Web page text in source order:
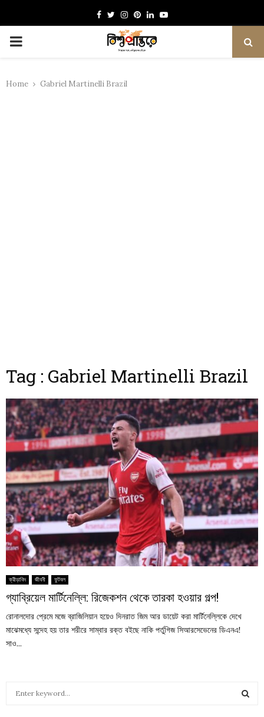
Facebook
TwitterInstagram
Pinterest
LinkedinYoutube
PRIMARY
Home Gabriel Martinelli Brazil
Tag : Gabriel Martinelli Brazil
ক্রীড়াবিদ জীবনী ফুটবল
গ্যাব্রিয়েল মার্টিনেল্লি: রিজেকশন থেকে তারকা হওয়ার গল্প!
রোনালদোর প্রেমে মজে ব্রাজিলিয়ান হয়েও দিনরাত জিম আর ডায়েট করা মার্টিনেল্লিকে দেখে
মাঝেমধ্যে সন্দেহ হয় তার শরীরে সাম্বার রক্ত বইছে নাকি পর্তুগিজ সিআরসেভেনের ডিএনএ!
সাও...